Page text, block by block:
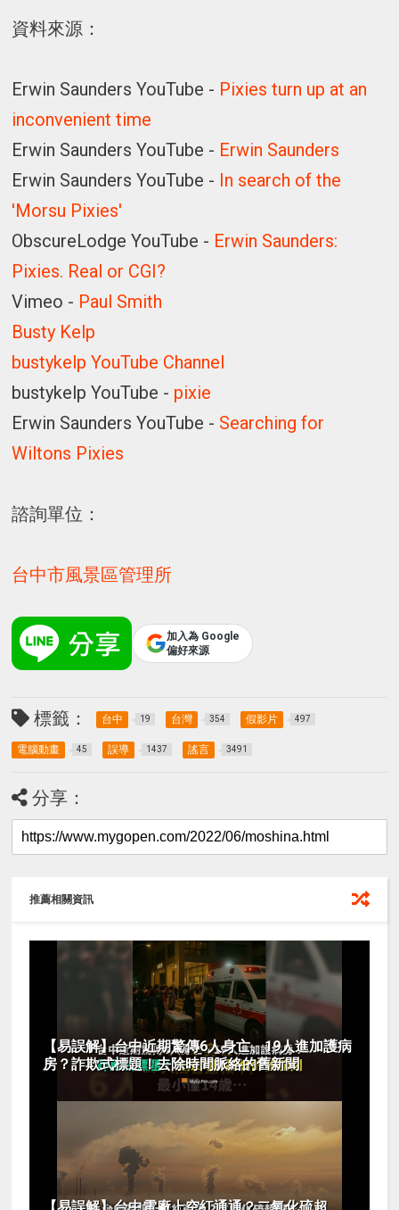
資料來源：
Erwin Saunders YouTube - Pixies turn up at an
inconvenient time
Erwin Saunders YouTube - Erwin Saunders
Erwin Saunders YouTube - In search of the
'Morsu Pixies'
ObscureLodge YouTube - Erwin Saunders:
Pixies. Real or CGI?
Vimeo - Paul Smith
Busty Kelp
bustykelp YouTube Channel
bustykelp YouTube - pixie
Erwin Saunders YouTube - Searching for
Wiltons Pixies
諮詢單位：
台中市風景區管理所
加入為 Google
偏好來源
標籤： 台中 19 台灣 354 假影片 497
電腦動畫 45 誤導 1437 謠言 3491
分享：
推薦相關資訊
【易誤解】台中近期驚傳6人身亡、19人進加護病
房？詐欺式標題！去除時間脈絡的舊新聞